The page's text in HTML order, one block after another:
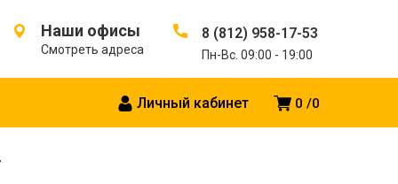
Наши офисы
Смотреть адреса
8 (812) 958-17-53
Пн-Вс. 09:00 - 19:00
0 0
Личный кабинет